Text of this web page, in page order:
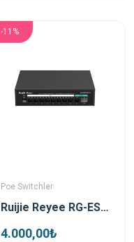
-11%
Poe Switchler
Ruijie Reyee RG-ES110GS-P-L 10 Port 1xSfp 1xRj45 Uplink Yönetilemez Gigabit PoE Switch
4.000,00₺